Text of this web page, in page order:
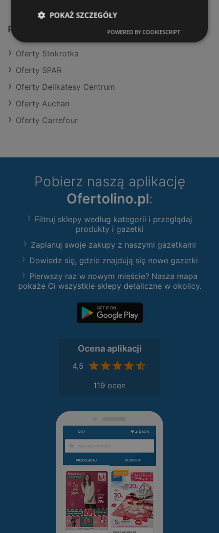
Podobne sklepy detaliczne
Oferty Stokrotka
Oferty SPAR
Oferty Delikatesy Centrum
Oferty Auchan
Oferty Carrefour
Pobierz naszą aplikację
Ofertolino.pl:
Filtruj sklepy według kategorii i przeglądaj
produkty i gazetki
Zaplanuj swoje zakupy z naszymi gazetkami
Dowiedz się, gdzie znajdują się nowe gazetki
Pierwszy raz w nowym mieście? Nasza mapa
pokaże Ci wszystkie sklepy detaliczne w okolicy.
Ocena aplikacji
4,5
119 ocen
POKAŻ SZCZEGÓŁY
POWERED BY COOKIESCRIPT